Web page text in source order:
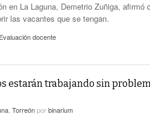
en La Laguna, Demetrio Zuñiga, afirmó
las vacantes que se tengan.
Evaluación docente
estarán trabajando sin
Torreónporbinarium